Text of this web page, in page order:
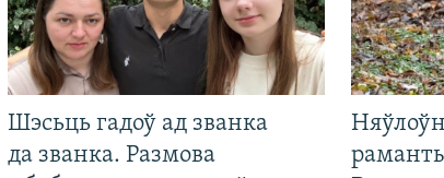
Шэсьць гадоў ад званка
да званка. Размова